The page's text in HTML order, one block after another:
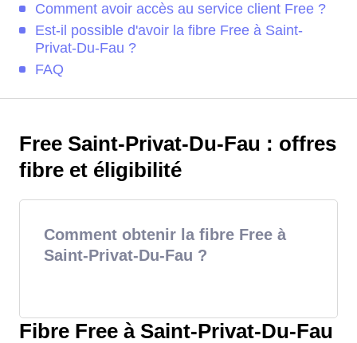
Comment avoir accès au service client Free ?
Est-il possible d'avoir la fibre Free à Saint-
Privat-Du-Fau ?
FAQ
Free Saint-Privat-Du-Fau : offres
fibre et éligibilité
Comment obtenir la fibre Free à
Saint-Privat-Du-Fau ?
Fibre Free à Saint-Privat-Du-Fau